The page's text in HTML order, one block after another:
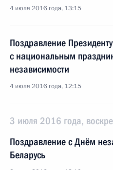
4 июля 2016 года, 13:15
Поздравление
с национальным
независимости
4 июля 2016 года, 12:15
3 июля 2016 года,
Поздравление с Днём
Беларусь